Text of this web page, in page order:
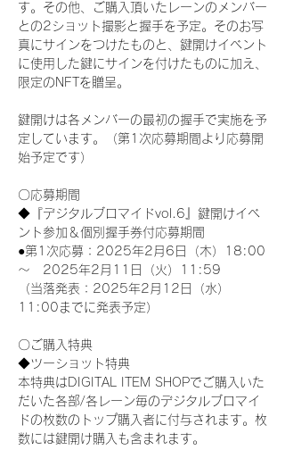
す。その他、ご購入頂いたレーンのメンバー
との2ショット撮影と握手を予定。そのお写
真にサインをつけたものと、鍵開けイベント
に使用した鍵にサインを付けたものに加え、
限定のNFTを贈呈。
鍵開けは各メンバーの最初の握手で実施を予
定しています。（第1次応募期間より応募開
始予定です）
〇応募期間
◆『デジタルブロマイドvol.6』鍵開けイベ
ント参加＆個別握手券付応募期間
●第1次応募：2025年2月6日（木）18:00
～　2025年2月11日（火）11:59
（当落発表：2025年2月12日（水）
11:00までに発表予定）
〇ご購入特典
◆ツーショット特典
本特典はDIGITAL ITEM SHOPでご購入いた
だいた各部/各レーン毎のデジタルブロマイ
ドの枚数のトップ購入者に付与されます。枚
数には鍵開け購入も含まれます。